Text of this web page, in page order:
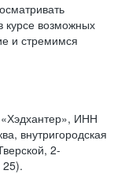
курсе возможных
и стремимся
ИНН
внутригородская
2-